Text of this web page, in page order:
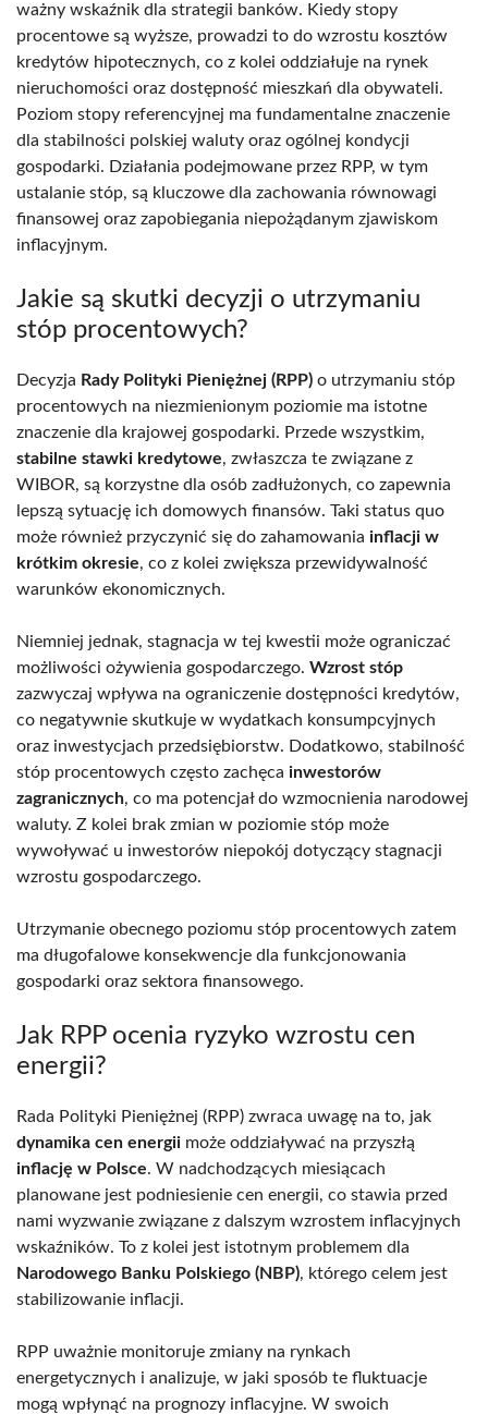
ważny wskaźnik dla strategii banków. Kiedy stopy
procentowe są wyższe, prowadzi to do wzrostu kosztów
kredytów hipotecznych, co z kolei oddziałuje na rynek
nieruchomości oraz dostępność mieszkań dla obywateli.
Poziom stopy referencyjnej ma fundamentalne znaczenie
dla stabilności polskiej waluty oraz ogólnej kondycji
gospodarki. Działania podejmowane przez RPP, w tym
ustalanie stóp, są kluczowe dla zachowania równowagi
finansowej oraz zapobiegania niepożądanym zjawiskom
inflacyjnym.
Jakie są skutki decyzji o utrzymaniu
stóp procentowych?
Decyzja Rady Polityki Pieniężnej (RPP) o utrzymaniu stóp
procentowych na niezmienionym poziomie ma istotne
znaczenie dla krajowej gospodarki. Przede wszystkim,
stabilne stawki kredytowe, zwłaszcza te związane z
WIBOR, są korzystne dla osób zadłużonych, co zapewnia
lepszą sytuację ich domowych finansów. Taki status quo
może również przyczynić się do zahamowania inflacji w
krótkim okresie, co z kolei zwiększa przewidywalność
warunków ekonomicznych.
Niemniej jednak, stagnacja w tej kwestii może ograniczać
możliwości ożywienia gospodarczego. Wzrost stóp
zazwyczaj wpływa na ograniczenie dostępności kredytów,
co negatywnie skutkuje w wydatkach konsumpcyjnych
oraz inwestycjach przedsiębiorstw. Dodatkowo, stabilność
stóp procentowych często zachęca inwestorów
zagranicznych, co ma potencjał do wzmocnienia narodowej
waluty. Z kolei brak zmian w poziomie stóp może
wywoływać u inwestorów niepokój dotyczący stagnacji
wzrostu gospodarczego.
Utrzymanie obecnego poziomu stóp procentowych zatem
ma długofalowe konsekwencje dla funkcjonowania
gospodarki oraz sektora finansowego.
Jak RPP ocenia ryzyko wzrostu cen
energii?
Rada Polityki Pieniężnej (RPP) zwraca uwagę na to, jak
dynamika cen energii może oddziaływać na przyszłą
inflację w Polsce. W nadchodzących miesiącach
planowane jest podniesienie cen energii, co stawia przed
nami wyzwanie związane z dalszym wzrostem inflacyjnych
wskaźników. To z kolei jest istotnym problemem dla
Narodowego Banku Polskiego (NBP), którego celem jest
stabilizowanie inflacji.
RPP uważnie monitoruje zmiany na rynkach
energetycznych i analizuje, w jaki sposób te fluktuacje
mogą wpłynąć na prognozy inflacyjne. W swoich